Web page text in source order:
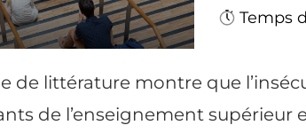
Temps
de littérature montre que
de l’enseignement supérieur